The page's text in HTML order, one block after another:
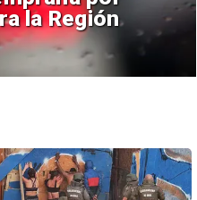
la Región